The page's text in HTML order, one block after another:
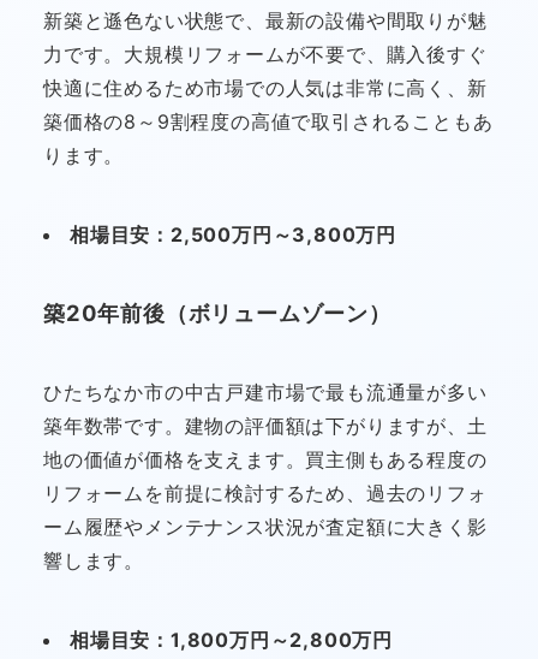
新築と遜色ない状態で、最新の設備や間取りが魅
力です。大規模リフォームが不要で、購入後すぐ
快適に住めるため市場での人気は非常に高く、新
築価格の8～9割程度の高値で取引されることもあ
ります。
相場目安：2,500万円～3,800万円
築20年前後（ボリュームゾーン）
ひたちなか市の中古戸建市場で最も流通量が多い
築年数帯です。建物の評価額は下がりますが、土
地の価値が価格を支えます。買主側もある程度の
リフォームを前提に検討するため、過去のリフォ
ーム履歴やメンテナンス状況が査定額に大きく影
響します。
相場目安：1,800万円～2,800万円